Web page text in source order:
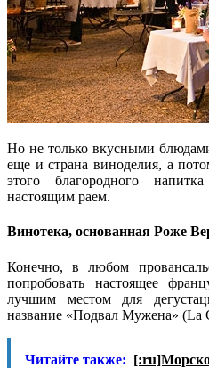
Но не только вкусными
еще и страна виноделия, а
этого благородного
настоящим раем.
Винотека, основанная Роже
Конечно, в любом
попробовать настоящее
лучшим местом для
название «Подвал Мужена» (La
Читайте также: